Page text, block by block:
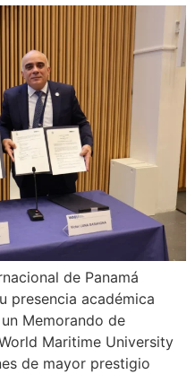
de Panamá
presencia académica
Memorando de
Maritime University
de mayor prestigio